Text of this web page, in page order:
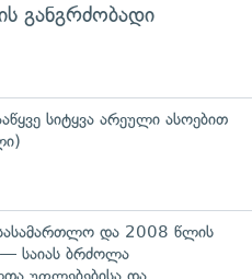
განგრძობადი
სიტყვა არეული ასოებით
და 2008 წლის
— საიას ბრძოლა